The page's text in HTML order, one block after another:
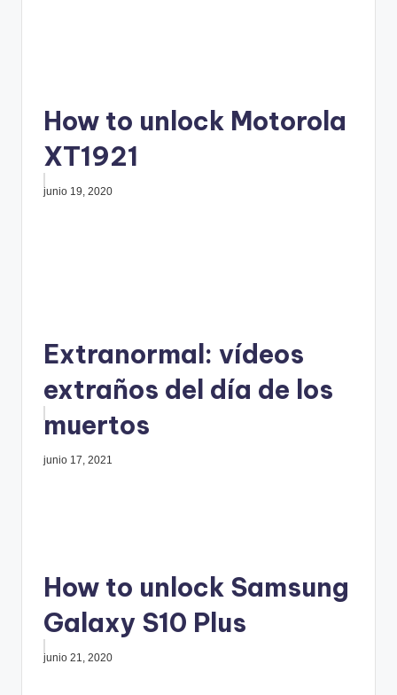
How to unlock Motorola
XT1921
junio 19, 2020
Extranormal: vídeos
extraños del día de los
muertos
junio 17, 2021
How to unlock Samsung
Galaxy S10 Plus
junio 21, 2020